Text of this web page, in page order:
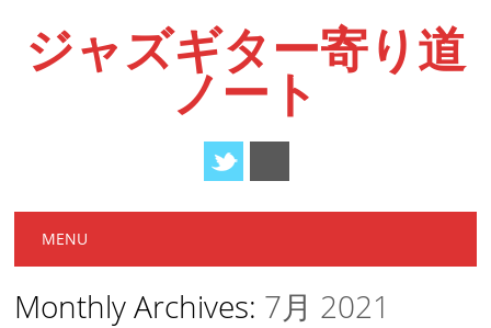
ジャズギター寄り道
ノート
Main menu
MENU
Monthly Archives: 7月 2021